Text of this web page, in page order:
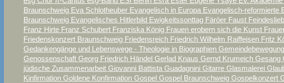
Braunschweig Eva Schlotheuber Evangelisch in Europa Evangelisch-reformierte
Braunschweig Evangelisches Hitlerbild Ewigkeitssonttag Färöer Faust
Franz Hirte Franz Schubert Franziska König Frauen erobern sich die Kunst
Friedenskonzert Braunschweig Friedensreich Friedrich Wilhelm Raiffeisen Fritz
Gedankengänge und Lebenswege - Theologie in Biographien Gemeindebewegung
Genossenschaft Georg Friedrich Händel Gerlad Knaus Gernd Krumeich Gesang
jüdische Zusammenarbeit Giovanni Battista Guadagnini Gitarre Glasmalerei
Kinfirmation Goldene Konfirmation Gospel Gospel Braunschweig Gospelkonzert